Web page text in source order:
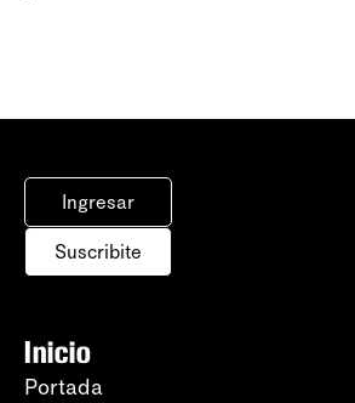
Ingresar
Suscribite
Inicio
Portada